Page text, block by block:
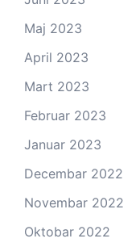
Maj 2023
April 2023
Mart 2023
Februar 2023
Januar 2023
Decembar 2022
Novembar 2022
Oktobar 2022